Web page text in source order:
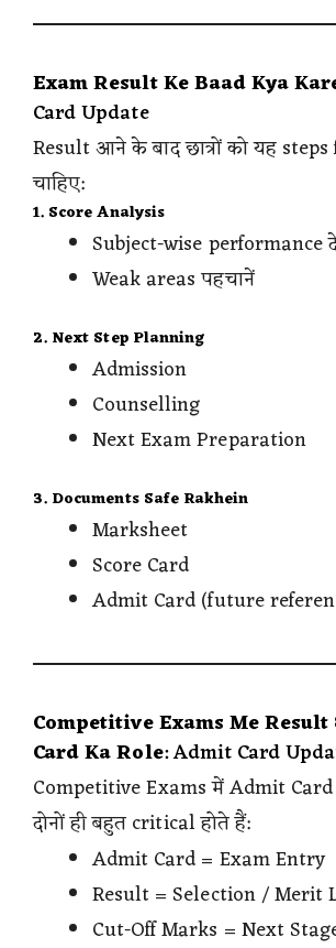
Exam Result Ke Baad Kya
Card Update
Result आने के बाद छात्रों को यह
चाहिए:
1. Score Analysis
Subject-wise performance
Weak areas पहचानें
2. Next Step Planning
Admission
Counselling
Next Exam Preparation
3. Documents Safe Rakhein
Marksheet
Score Card
Admit Card (future
Competitive Exams Me
Card Ka Role: Admit Card
Competitive Exams में Admit
दोनों ही बहुत critical होते हैं:
Admit Card = Exam Entry
Result = Selection / Merit
Cut-Off Marks = Next